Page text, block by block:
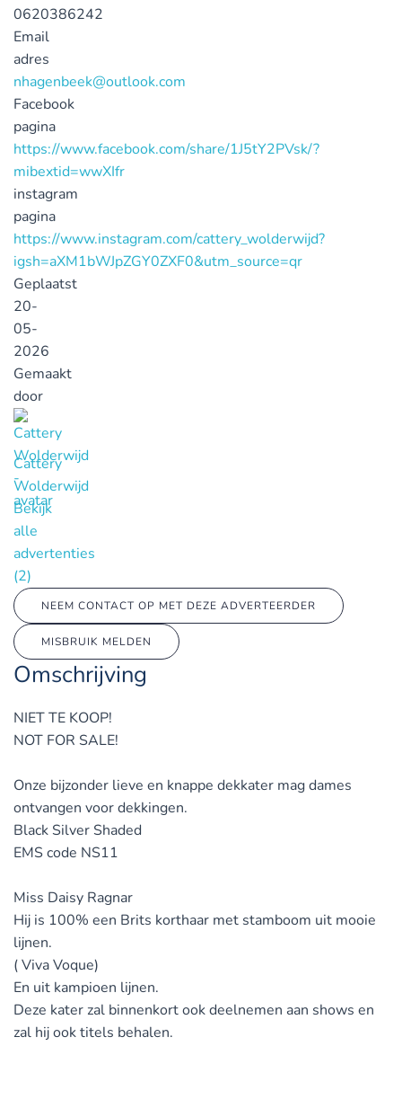
0620386242
Email
adres
nhagenbeek@outlook.com
Facebook
pagina
https://www.facebook.com/share/1J5tY2PVsk/?
mibextid=wwXIfr
instagram
pagina
https://www.instagram.com/cattery_wolderwijd?
igsh=aXM1bWJpZGY0ZXF0&utm_source=qr
Geplaatst
20-
05-
2026
Gemaakt
door
Cattery
Wolderwijd
Bekijk
alle
advertenties
(2)
NEEM CONTACT OP MET DEZE ADVERTEERDER
MISBRUIK MELDEN
Omschrijving
NIET TE KOOP!
NOT FOR SALE!
Onze bijzonder lieve en knappe dekkater mag dames
ontvangen voor dekkingen.
Black Silver Shaded
EMS code NS11
Miss Daisy Ragnar
Hij is 100% een Brits korthaar met stamboom uit mooie
lijnen.
( Viva Voque)
En uit kampioen lijnen.
Deze kater zal binnenkort ook deelnemen aan shows en
zal hij ook titels behalen.